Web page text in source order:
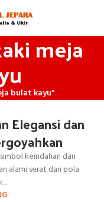
meja
bulat kayu"
Elegansi dan
keindahan dan
alami serat dan pola